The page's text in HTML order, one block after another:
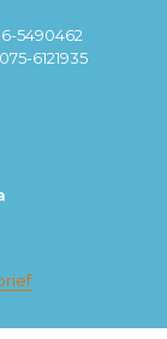
5490462
6121935